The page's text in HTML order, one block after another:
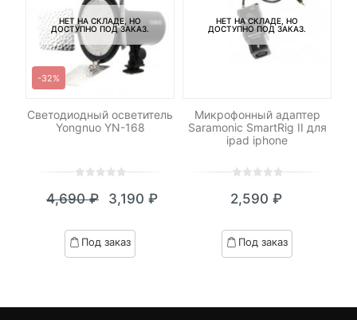
НЕТ НА СКЛАДЕ, НО
ДОСТУПНО ПОД ЗАКАЗ.
-32%
Светодиодный осветитель
Yongnuo YN-168
out
based
on
4,690₽
Первоначальная
цена
составляла
3,190 ₽
Текущая
цена:
3,190 ₽.
Под заказ
НЕТ НА СКЛАДЕ, НО
ДОСТУПНО ПОД ЗАКАЗ.
Микрофонный адаптер
Saramonic SmartRig II для
ipad iphone
out
based
on
2,590 ₽
Под заказ